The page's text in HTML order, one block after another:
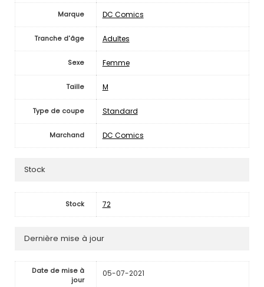
Marque DC Comics
Tranche d'âge Adultes
Sexe Femme
Taille M
Type de coupe Standard
Marchand DC Comics
Stock
Stock 72
Dernière mise à jour
Date de mise à
jour
05-07-2021